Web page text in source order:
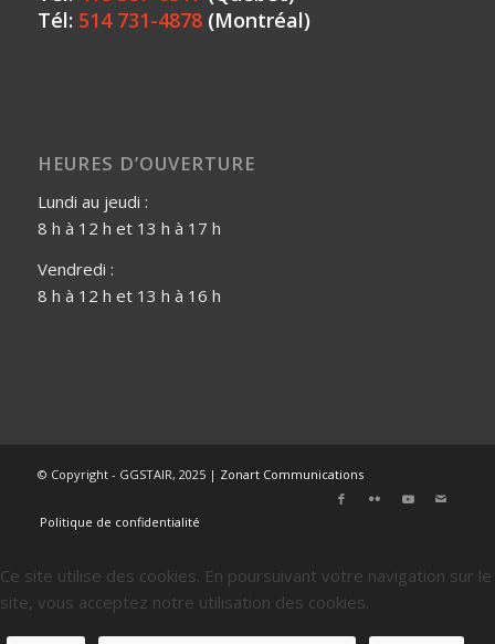
Tél: 514 731-4878(Montréal)
HEURES D’OUVERTURE
Lundi au jeudi :
8 h à 12 h et 13 h à 17 h
Vendredi :
8 h à 12 h et 13 h à 16 h
© Copyright - GGSTAIR, 2025 | Zonart Communications
Politique de confidentialité
Ce site utilise des cookies. En poursuivant votre navigation sur le
site, vous acceptez notre utilisation des cookies.